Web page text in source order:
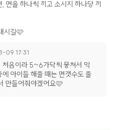
면을 하나씩 끼고 소시지 하나당 끼
시길🩷
09 17:31
처음이라 5~6가닥씩 뭉쳐서 막
아이들 해줄 때는 면갯수도 줄
만들어줘야겠어요🩷